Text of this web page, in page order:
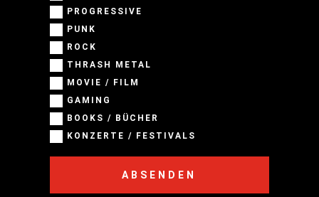
PROGRESSIVE
PUNK
ROCK
THRASH METAL
MOVIE / FILM
GAMING
BOOKS / BÜCHER
KONZERTE / FESTIVALS
ABSENDEN